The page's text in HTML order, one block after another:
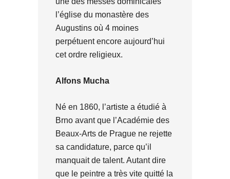
l’église du monastère des
Augustins où 4 moines
perpétuent encore aujourd’hui
cet ordre religieux.
Alfons Mucha
Né en 1860, l’artiste a étudié à
Brno avant que l’Académie des
Beaux-Arts de Prague ne rejette
sa candidature, parce qu’il
manquait de talent. Autant dire
que le peintre a très vite quitté la